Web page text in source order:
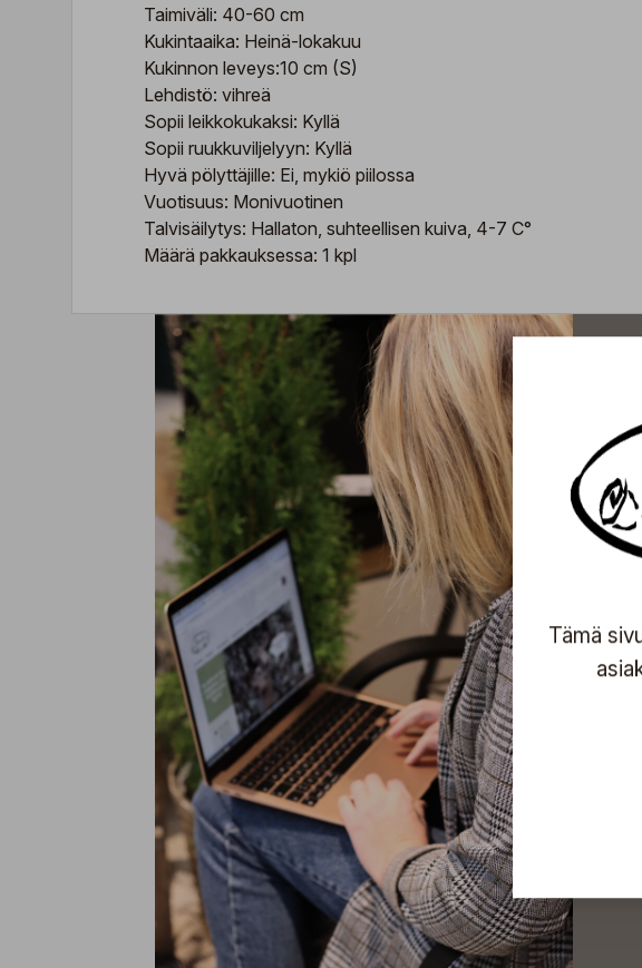
Taimiväli: 40-60 cm
Kukintaaika: Heinä-lokakuu
Kukinnon leveys:10 cm (S)
Lehdistö: vihreä
Sopii leikkokukaksi: Kyllä
Sopii ruukkuviljelyyn: Kyllä
Hyvä pölyttäjille: Ei, mykiö piilossa
Vuotisuus: Monivuotinen
Talvisäilytys: Hallaton, suhteellisen kuiva, 4-7 C°
Määrä pakkauksessa: 1 kpl
Tämä